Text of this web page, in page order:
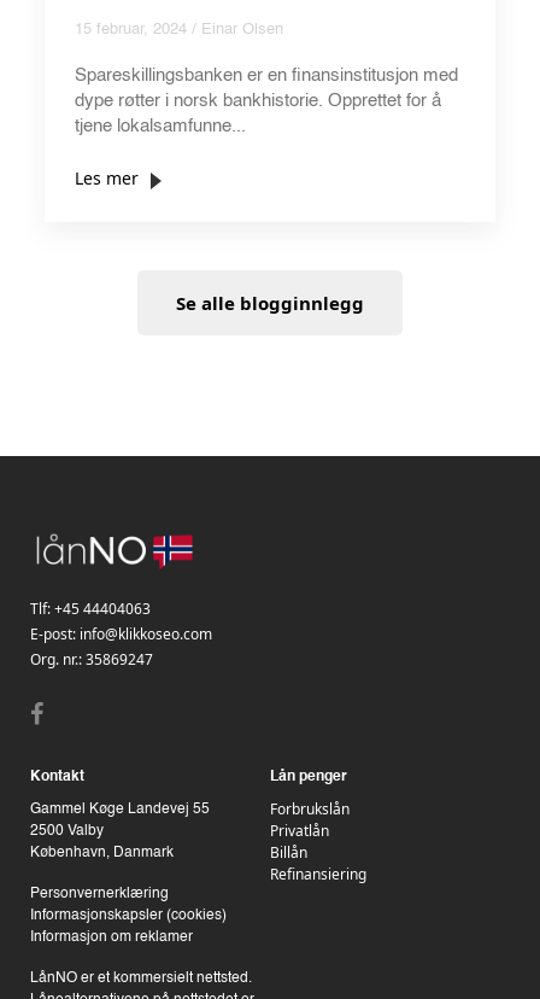
15 februar, 2024 / Einar Olsen
Spareskillingsbanken er en finansinstitusjon med
dype røtter i norsk bankhistorie. Opprettet for å
tjene lokalsamfunne...
Les mer
Se alle blogginnlegg
Tlf:+45 44404063
E-post: info@klikkoseo.com
Org. nr.:35869247
Kontakt
Gammel Køge Landevej 55
2500 Valby
København, Danmark
Personvernerklæring
Informasjonskapsler (cookies)
Informasjon om reklamer
LånNO er et kommersielt nettsted.
Lån penger
Forbrukslån
Privatlån
Billån
Refinansiering